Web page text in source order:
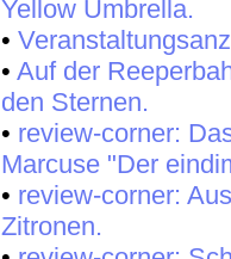
Yellow Umbrella.
•
• Auf der
den Sternen.
• review-corner:
Marcuse "Der
• review-corner:
Zitronen.